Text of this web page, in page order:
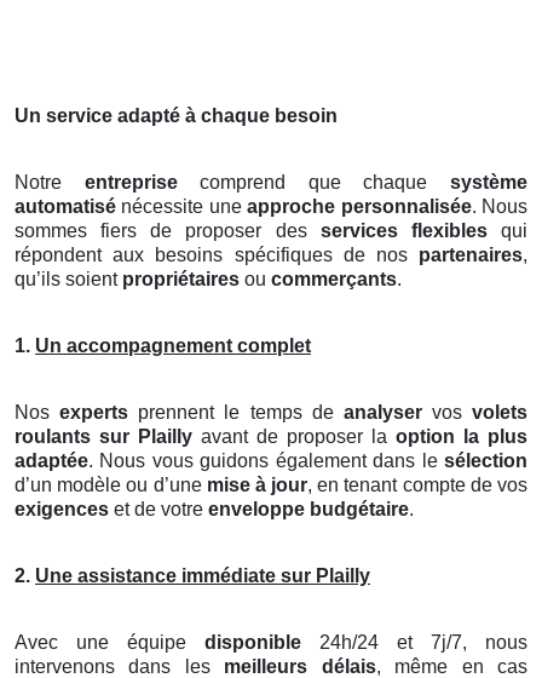
Un service adapté à chaque besoin
Notre entreprisecomprend que chaquesystème
automatisé nécessite uneapproche personnalisée. Nous
sommes fiers de proposer des services flexiblesqui
répondent aux besoins spécifiques de nos partenaires,
qu’ils soient propriétaires ou commerçants.
1. Un accompagnement complet
Nosexperts prennent le temps de analyservos volets
roulants sur Plailly avant de proposer la option la plus
adaptée. Nous vous guidons également dans le sélection
d’un modèle ou d’une mise à jour, en tenant compte de vos
exigences et de votre enveloppe budgétaire.
2. Une assistance immédiate sur Plailly
Avec une équipe disponible 24h/24 et 7j/7, nous
intervenons dans les meilleurs délais, même en cas